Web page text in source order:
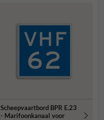
Scheepvaartbord BPR E.23
- Marifoonkanaal voor